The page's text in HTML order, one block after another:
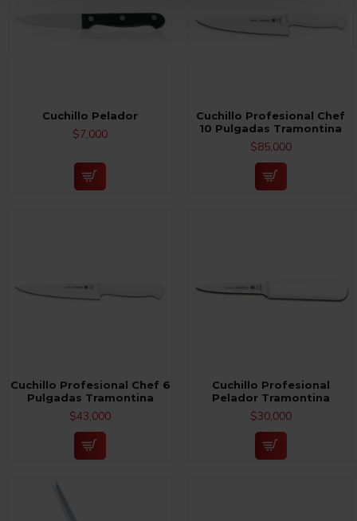
Cuchillo Pelador
$7,000
Cuchillo Profesional Chef
10 Pulgadas Tramontina
$85,000
Cuchillo Profesional Chef 6
Pulgadas Tramontina
$43,000
Cuchillo Profesional
Pelador Tramontina
$30,000